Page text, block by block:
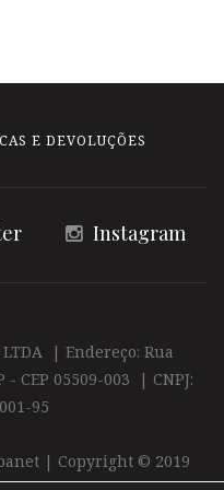
E DEVOLUÇÕES
Instagram
| Endereço: Rua
- CEP 05509-003 | CNPJ:
95
| Copyright © 2019